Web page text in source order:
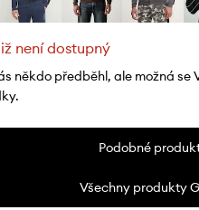
není dostupný
někdo předběhl, ale možná se
Podobné
Všechny produkty